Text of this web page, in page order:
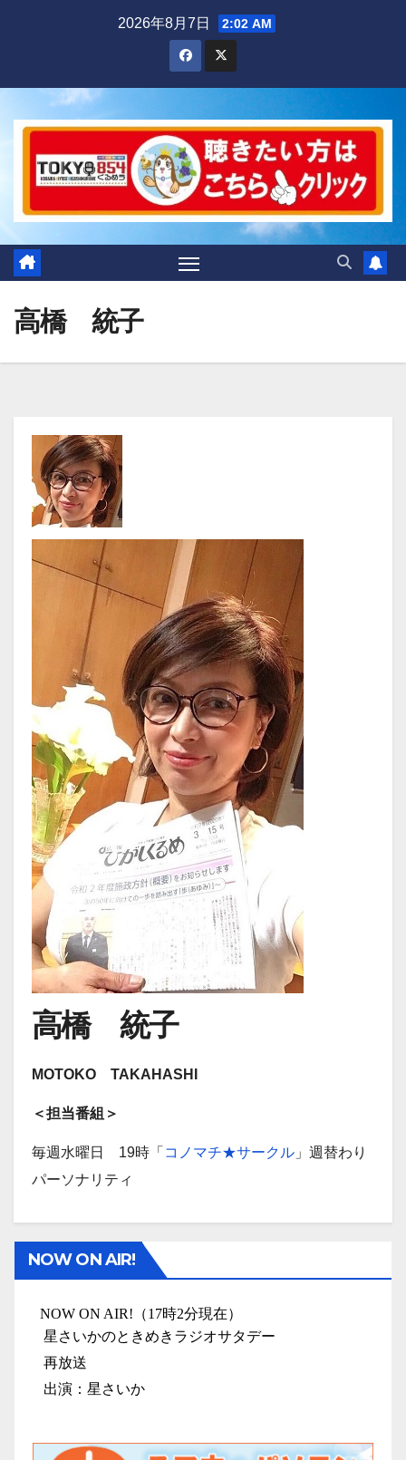
2026年8月7日 2:02 AM
高橋 統子
高橋 統子
MOTOKO TAKAHASHI
＜担当番組＞
毎週水曜日 19時「 コノマチ★サークル 」週替わり
パーソナリティ
NOW ON AIR!